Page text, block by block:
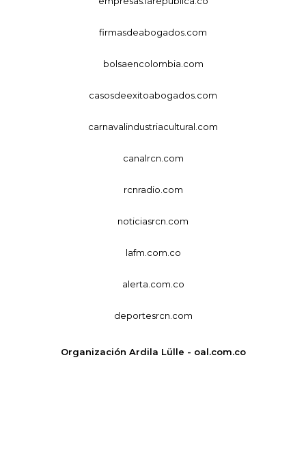
firmasdeabogados.com
bolsaencolombia.com
casosdeexitoabogados.com
carnavalindustriacultural.com
canalrcn.com
rcnradio.com
noticiasrcn.com
lafm.com.co
alerta.com.co
deportesrcn.com
Organización Ardila Lülle - oal.com.co